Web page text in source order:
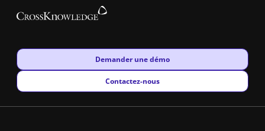
New window
Demander une démo
New window
Contactez-nous